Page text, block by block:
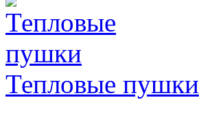
Тепловые пушки